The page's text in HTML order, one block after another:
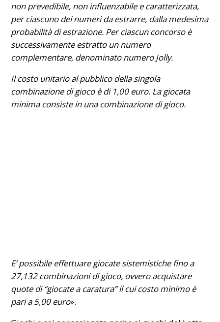
non prevedibile, non influenzabile e caratterizzata,
per ciascuno dei numeri da estrarre, dalla medesima
probabilità di estrazione. Per ciascun concorso è
successivamente estratto un numero
complementare, denominato numero Jolly.
Il costo unitario al pubblico della singola
combinazione di gioco è di 1,00 euro. La giocata
minima consiste in una combinazione di gioco.
E’ possibile effettuare giocate sistemistiche fino a
27,132 combinazioni di gioco, ovvero acquistare
quote di “giocate a caratura” il cui costo minimo è
pari a 5,00 euro».